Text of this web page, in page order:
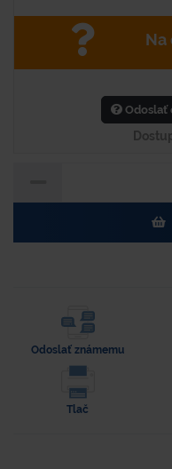
Na
Odoslať
Odoslať známemu
Tlač